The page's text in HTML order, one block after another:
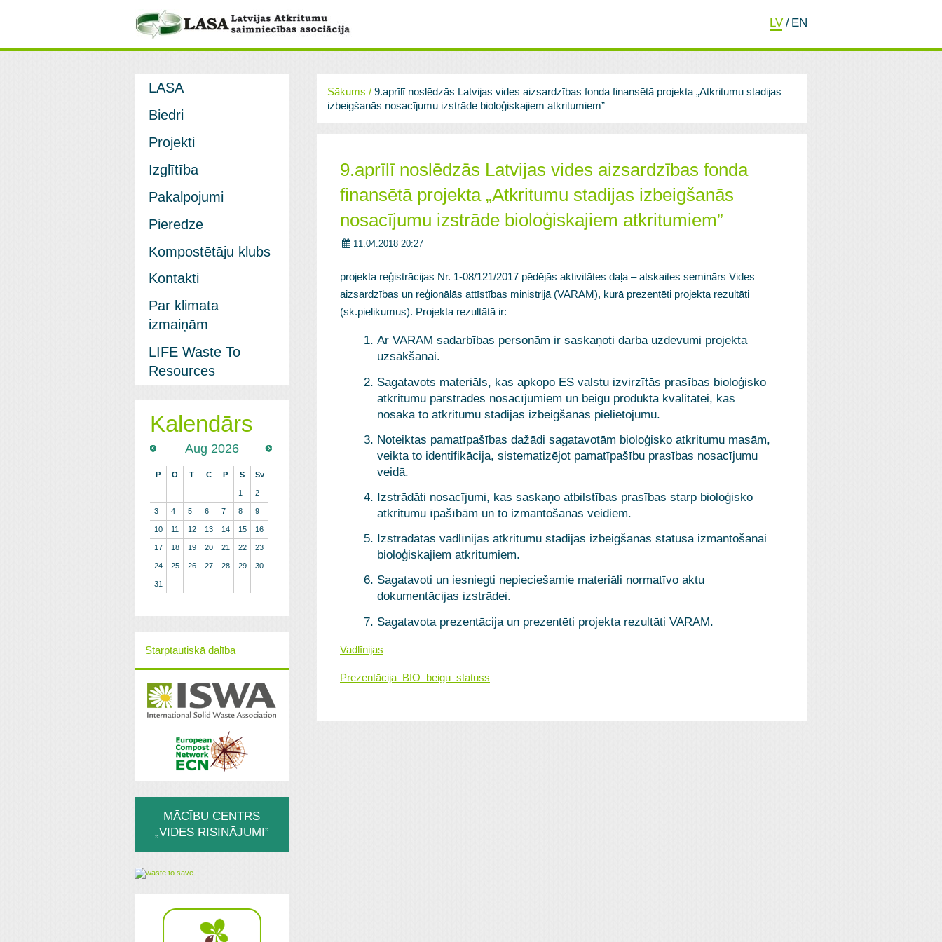
EN
LV /
Sākums / 9.aprīlī noslēdzās Latvijas vides aizsardzības fonda finansētā projekta „Atkritumu stadijas
izbeigšanās nosacījumu izstrāde bioloģiskajiem atkritumiem”
9.aprīlī noslēdzās Latvijas vides aizsardzības fonda
finansētā projekta „Atkritumu stadijas izbeigšanās
nosacījumu izstrāde bioloģiskajiem atkritumiem”
11.04.2018 20:27
projekta reģistrācijas Nr. 1-08/121/2017 pēdējās aktivitātes daļa – atskaites seminārs Vides
aizsardzības un reģionālās attīstības ministrijā (VARAM), kurā prezentēti projekta rezultāti
(sk.pielikumus). Projekta rezultātā ir:
Ar VARAM sadarbības personām ir saskaņoti darba uzdevumi projekta
uzsākšanai.
Sagatavots materiāls, kas apkopo ES valstu izvirzītās prasības bioloģisko
atkritumu pārstrādes nosacījumiem un beigu produkta kvalitātei, kas
nosaka to atkritumu stadijas izbeigšanās pielietojumu.
Noteiktas pamatīpašības dažādi sagatavotām bioloģisko atkritumu masām,
veikta to identifikācija, sistematizējot pamatīpašību prasības nosacījumu
veidā.
Izstrādāti nosacījumi, kas saskaņo atbilstības prasības starp bioloģisko
atkritumu īpašībām un to izmantošanas veidiem.
Izstrādātas vadlīnijas atkritumu stadijas izbeigšanās statusa izmantošanai
bioloģiskajiem atkritumiem.
Sagatavoti un iesniegti nepieciešamie materiāli normatīvo aktu
dokumentācijas izstrādei.
Sagatavota prezentācija un prezentēti projekta rezultāti VARAM.
Vadlīnijas
Prezentācija_BIO_beigu_statuss
LASA
Biedri
Projekti
Izglītība
Pakalpojumi
Pieredze
Kompostētāju klubs
Kontakti
Par klimata
izmaiņām
LIFE Waste To
Resources
Kalendārs
Aug 2026
P O T C P S Sv
1 2
3 4 5 6 7 8 9
10 11 12 13 14 15 16
17 18 19 20 21 22 23
24 25 26 27 28 29 30
31
Starptautiskā dalība
MĀCĪBU CENTRS
„VIDES RISINĀJUMI”